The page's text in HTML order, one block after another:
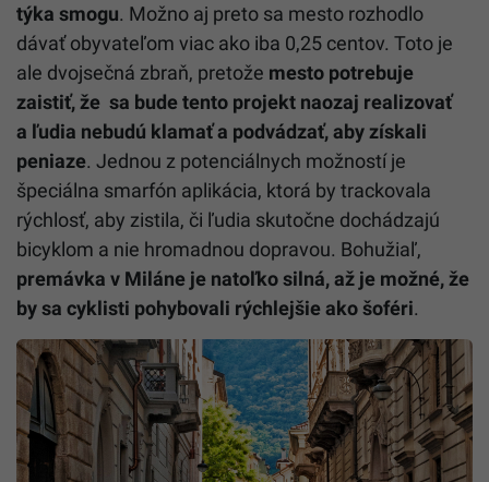
týka smogu. Možno aj preto sa mesto rozhodlo
dávať obyvateľom viac ako iba 0,25 centov. Toto je
ale dvojsečná zbraň, pretože mesto potrebuje
zaistiť, že sa bude tento projekt naozaj realizovať
a ľudia nebudú klamať a podvádzať, aby získali
peniaze. Jednou z potenciálnych možností je
špeciálna smarfón aplikácia, ktorá by trackovala
rýchlosť, aby zistila, či ľudia skutočne dochádzajú
bicyklom a nie hromadnou dopravou. Bohužiaľ,
premávka v Miláne je natoľko silná, až je možné, že
by sa cyklisti pohybovali rýchlejšie ako šoféri.